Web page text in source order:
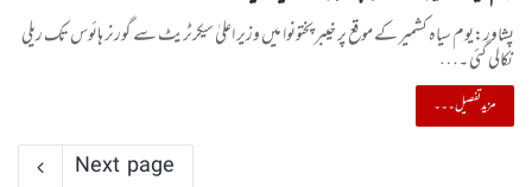
پشاور:یوم سیاہ کشمیر کے موقع پر خیبر پختونوا میں وزیر اعلیٰ سیکرٹریٹ سے گورنر ہائوس تک ریلی
نکالی گئی ۔…
مزید تفصیل۔۔۔
Next page